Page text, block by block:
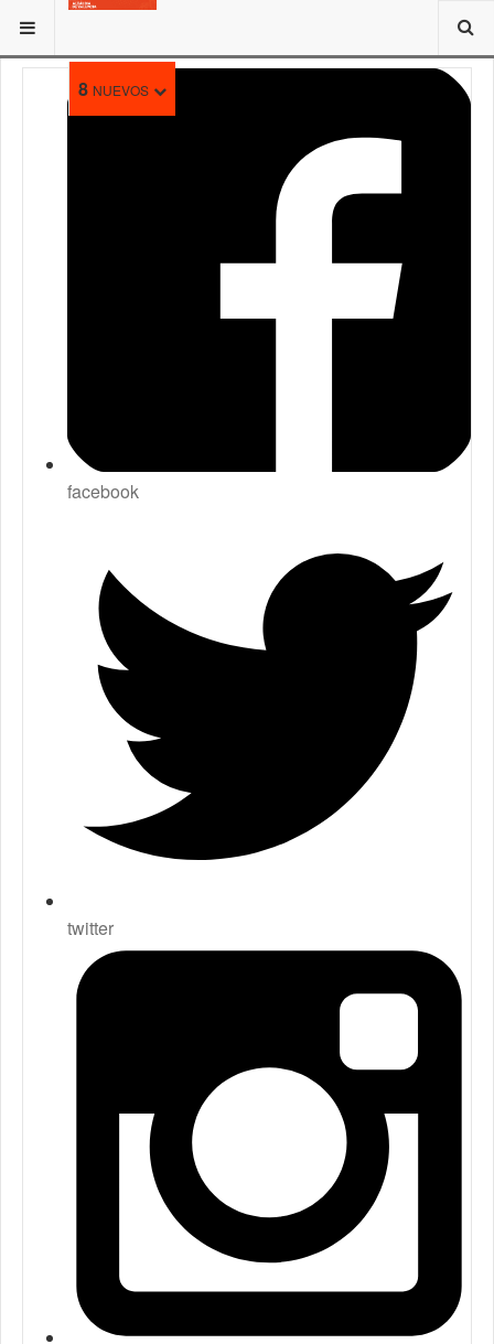
8 NUEVOS
ESTÁ AQUÍ:
facebook
twitter